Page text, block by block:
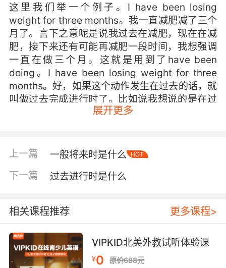
这里我们举一个例子。I have been losing
weight for three months。我一直减肥减了三个
月了。言下之意呢是说我过去在减肥，现在在减
肥，接下来还有可能再减肥一段时间，我想强调
一直在做三个月。这就是用到了have been
doing。I have been losing weight for three
months。好，如果这个动作发生在过去的话，就
叫做过去完成进行时了。比如说我想说的是在过
去的某个时间，好比说三年前，我当时减肥减了
ago。三年前减肥减了三个月，用的是过去完成
been doing。
展开更多
上一篇 一般将来时是什么 HOT
下一篇 过去进行时是什么
相关课程推荐 更多课程>
VIPKID北美外教试听体验课
¥0 原价688元